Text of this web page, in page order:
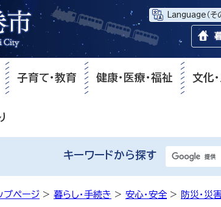
Language （
子育て・教育 健康・医療・福祉 文化
キーワードから探す
プページ > 暮らし・手続き > 安心・安全> 防災・災